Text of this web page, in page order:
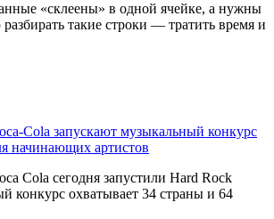
«склеены» в одной ячейке, а нужны
такие строки — тратить время и
Cola запускают музыкальный конкурс
начинающих артистов
Cola сегодня запустили Hard Rock
конкурс охватывает 34 страны и 64